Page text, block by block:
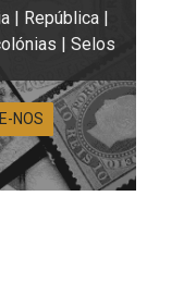
| República |
| Selos
NOS